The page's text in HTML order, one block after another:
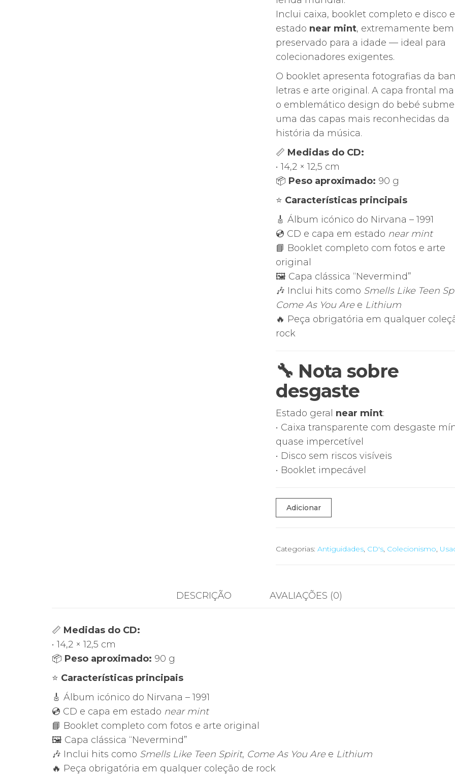
Inclui caixa, booklet completo e disco
estado near mint, extremamente bem
preservado para a idade — ideal para
colecionadores exigentes.
O booklet apresenta fotografias da
letras e arte original. A capa frontal
o emblemático design do bebé
uma das capas mais reconhecidas da
história da música.
📏 Medidas do CD:
• 14,2 × 12,5 cm
📦 Peso aproximado: 90 g
⭐ Características principais
🎸 Álbum icónico do Nirvana – 1991
💿 CD e capa em estado near mint
📘 Booklet completo com fotos e arte
original
🖼️ Capa clássica “Nevermind”
🎶 Inclui hits como Smells Like Teen
Come As You Aree Lithium
🔥 Peça obrigatória em qualquer
rock
🔧 Nota sobre
desgaste
Estado geral near mint:
• Caixa transparente com desgaste
quase impercetível
• Disco sem riscos visíveis
• Booklet impecável
Quantidade
de
CD
Nirvana
“Nevermind”
Adicionar
Categorias: Antiguidades, CD's, Colecionismo,
DESCRIÇÃO AVALIAÇÕES (0)
📏 Medidas do CD:
• 14,2 × 12,5 cm
📦 Peso aproximado: 90 g
⭐ Características principais
🎸 Álbum icónico do Nirvana – 1991
💿 CD e capa em estado near mint
📘 Booklet completo com fotos e arte original
🖼️ Capa clássica “Nevermind”
🎶 Inclui hits como Smells Like Teen Spirit, Come As You Aree Lithium
🔥 Peça obrigatória em qualquer coleção de rock